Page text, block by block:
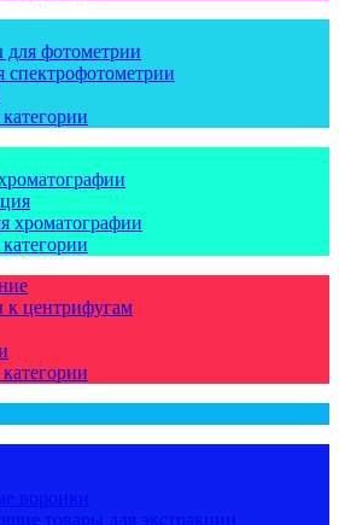
для фотометрии
хроматографии
к центрифугам
воронки
товары для экстракции